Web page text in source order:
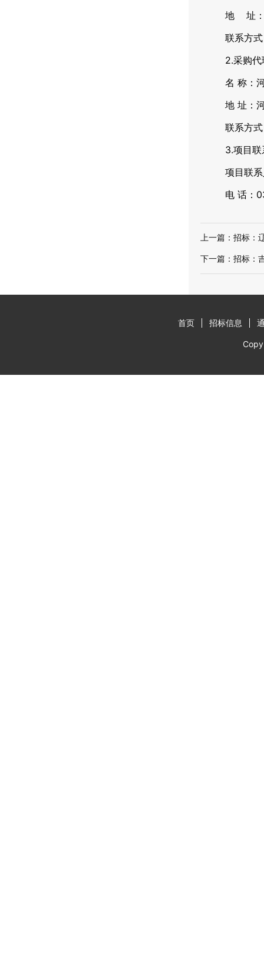
地 址：邯
联系方式
2.采购代
名 称：河
地 址：河
联系方式
3.项目联
项目联系
电 话：
上一篇： 招标：
下一篇： 招标：
首页 招标信息